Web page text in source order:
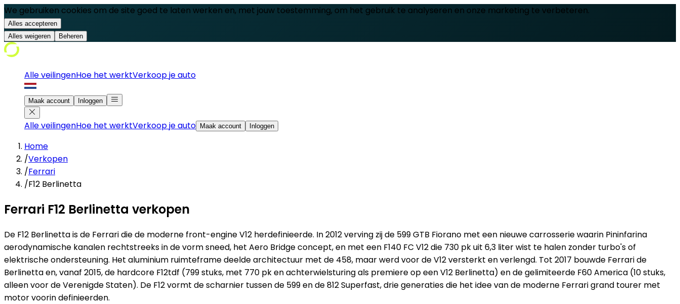
We gebruiken cookies om de site goed te laten werken en, met jouw toestemming, om het gebruik te analyseren en onze marketing te verbeteren.
Alles accepteren
Alles weigeren
Beheren
Alle veilingenHoe het werktVerkoop je auto
Maak account Inloggen
Alle veilingenHoe het werktVerkoop je auto Maak account Inloggen
Home
/Verkopen
/Ferrari
/F12 Berlinetta
Ferrari F12 Berlinetta verkopen
De F12 Berlinetta is de Ferrari die de moderne front-engine V12 herdefinieerde. In 2012 verving zij de 599 GTB Fiorano met een nieuwe carrosserie waarin Pininfarina
aerodynamische kanalen rechtstreeks in de vorm sneed, het Aero Bridge concept, en met een F140 FC V12 die 730 pk uit 6,3 liter wist te halen zonder turbo's of
elektrische ondersteuning. Het aluminium ruimteframe deelde architectuur met de 458, maar werd voor de V12 versterkt en verlengd. Tot 2017 bouwde Ferrari de
Berlinetta en, vanaf 2015, de hardcore F12tdf (799 stuks, met 770 pk en achterwielsturing als premiere op een V12 Berlinetta) en de gelimiteerde F60 America (10 stuks,
alleen voor de Verenigde Staten). De F12 vormt de scharnier tussen de 599 en de 812 Superfast, drie generaties die het idee van de moderne Ferrari grand tourer met
motor voorin definieerden.